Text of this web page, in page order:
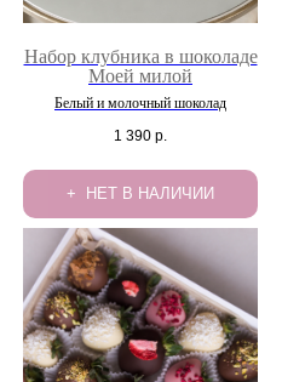
Набор клубника в шоколаде
Моей милой
Белый и молочный шоколад
1 390 р.
НЕТ В НАЛИЧИИ